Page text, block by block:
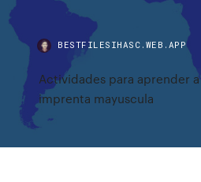
BESTFILESIHASC.WEB.APP
Actividades para aprender
imprenta mayuscula